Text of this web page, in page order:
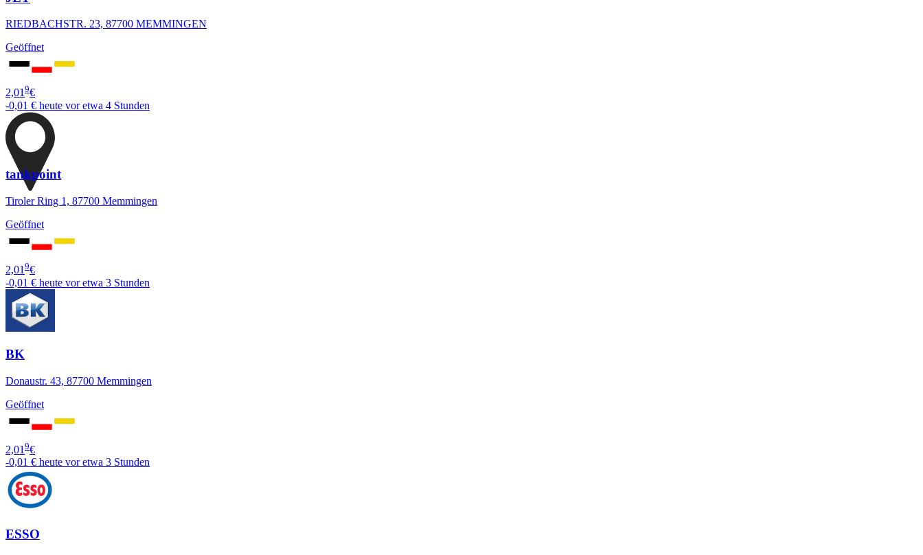
RIEDBACHSTR. 23, 87700 MEMMINGEN
Geöffnet
2,019€
-0,01 € heute vor etwa 4 Stunden
tankpoint
Tiroler Ring 1, 87700 Memmingen
Geöffnet
2,019€
-0,01 € heute vor etwa 3 Stunden
BK
Donaustr. 43, 87700 Memmingen
Geöffnet
2,01 9€
-0,01 € heute vor etwa 3 Stunden
ESSO